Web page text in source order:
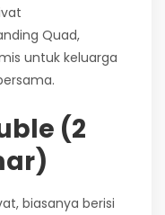
Quad,
untuk keluarga
(2
biasanya berisi